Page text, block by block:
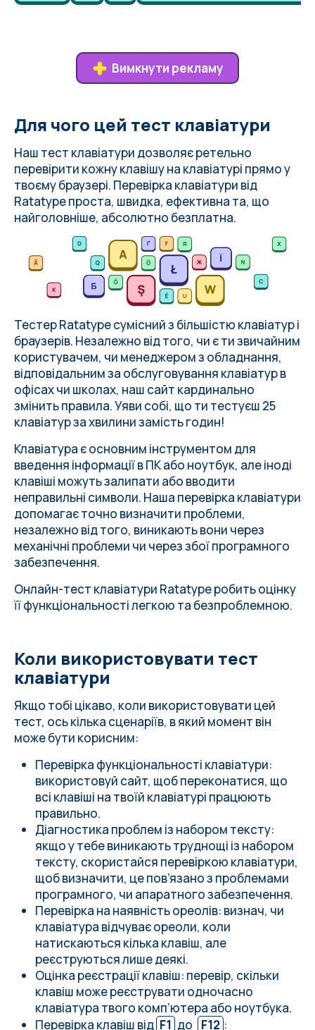
Вимкнути рекламу
Для чого цей тест клавіатури
Наш тест клавіатури дозволяє ретельно
перевірити кожну клавішу на клавіатурі прямо у
твоєму браузері. Перевірка клавіатури від
Ratatypeпроста, швидка, ефективна та, що
найголовніше, абсолютно безплатна.
Тестер Ratatype сумісний з більшістю клавіатур і
браузерів. Незалежно від того, чи є ти звичайним
користувачем, чи менеджером з обладнання,
відповідальним за обслуговування клавіатур в
офісах чи школах, наш сайт кардинально
змінить правила. Уяви собі, що ти тестуєш 25
клавіатур за хвилини замість годин!
Клавіатура є основним інструментом для
введення інформації в ПК або ноутбук, але іноді
клавіші можуть залипати або вводити
неправильні символи. Наша перевірка клавіатури
допомагає точно визначити проблеми,
незалежно від того, виникають вони через
механічні проблеми чи через збої програмного
забезпечення.
Онлайн-тест клавіатури Ratatype робить оцінку
її функціональності легкою та безпроблемною.
Коли використовувати тест
клавіатури
Якщо тобі цікаво, коли використовувати цей
тест, ось кілька сценаріїв, в який момент він
може бути корисним:
Перевірка функціональності клавіатури:
використовуй сайт, щоб переконатися, що
всі клавіші на твоїй клавіатурі працюють
правильно.
Діагностика проблем із набором тексту:
якщо у тебе виникають труднощі із набором
тексту, скористайся перевіркою клавіатури,
щоб визначити, це пов’язано з проблемами
програмного, чи апаратного забезпечення.
Перевірка на наявність ореолів: визнач, чи
клавіатура відчуває ореоли, коли
натискаються кілька клавіш, але
реєструються лише деякі.
Оцінка реєстрації клавіш: перевір, скільки
клавіш може реєструвати одночасно
клавіатура твого комп’ютера або ноутбука.
Перевірка клавіш від F1 до F12 :